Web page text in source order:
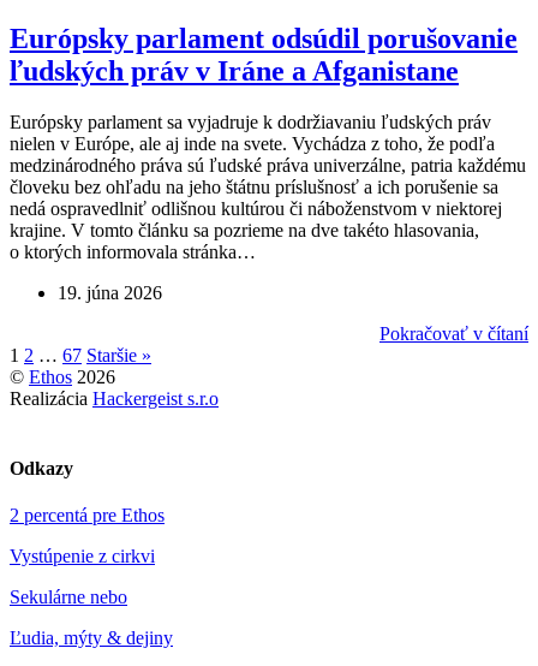
Európsky parlament odsúdil porušovanie
ľudských práv v Iráne a Afganistane
Európsky parlament sa vyjadruje k dodržiavaniu ľudských práv
nielen v Európe, ale aj inde na svete. Vychádza z toho, že podľa
medzinárodného práva sú ľudské práva univerzálne, patria každému
človeku bez ohľadu na jeho štátnu príslušnosť a ich porušenie sa
nedá ospravedlniť odlišnou kultúrou či náboženstvom v niektorej
krajine. V tomto článku sa pozrieme na dve takéto hlasovania,
o ktorých informovala stránka…
19. júna 2026
Pokračovať v čítaní
1 2 … 67 Staršie »
© Ethos 2026
Realizácia Hackergeist s.r.o
Odkazy
2 percentá pre Ethos
Vystúpenie z cirkvi
Sekulárne nebo
Ľudia, mýty & dejiny